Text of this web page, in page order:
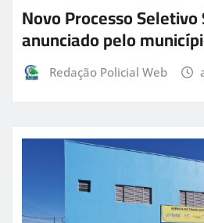
Novo Processo
anunciado pelo
Redação Policial Web